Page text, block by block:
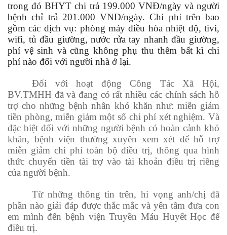
trong đó BHYT chi trả 199.000 VNĐ/ngày và người
bệnh chỉ trả 201.000 VNĐ/ngày. Chi phí trên bao
gồm các dịch vụ: phòng máy điều hòa nhiệt độ, tivi,
wifi, tủ đầu giường, nước rửa tay nhanh đầu giường,
phí vệ sinh và cũng không phụ thu thêm bất kì chi
phí nào đối với người nhà ở lại.
Đối với hoạt động Công Tác Xã Hội,
BV.TMHH đã và đang có rất nhiều các chính sách hỗ
trợ cho những bệnh nhân khó khăn như: miễn giảm
tiền phòng, miễn giảm một số chi phí xét nghiệm. Và
đặc biệt đối với những người bệnh có hoàn cảnh khó
khăn, bệnh viện thường xuyên xem xét để hỗ trợ
miễn giảm chi phí toàn bộ điều trị, thông qua hình
thức chuyển tiền tài trợ vào tài khoản điều trị riêng
của người bệnh.
Từ những thông tin trên, hi vọng anh/chị đã
phần nào giải đáp được thắc mắc và yên tâm đưa con
em mình đến bệnh viện Truyền Máu Huyết Học để
điều trị.